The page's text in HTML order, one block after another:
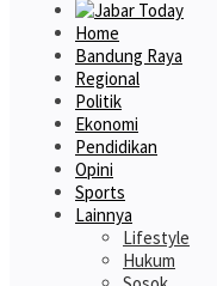
Home
Bandung Raya
Regional
Politik
Ekonomi
Pendidikan
Opini
Sports
Lainnya
Lifestyle
Hukum